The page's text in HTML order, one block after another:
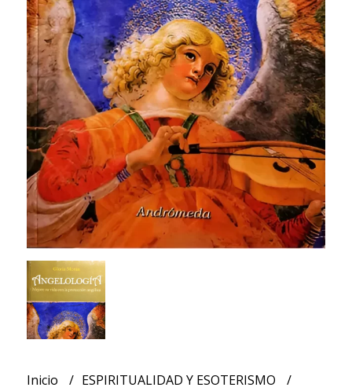
Inicio
ESPIRITUALIDAD Y ESOTERISMO